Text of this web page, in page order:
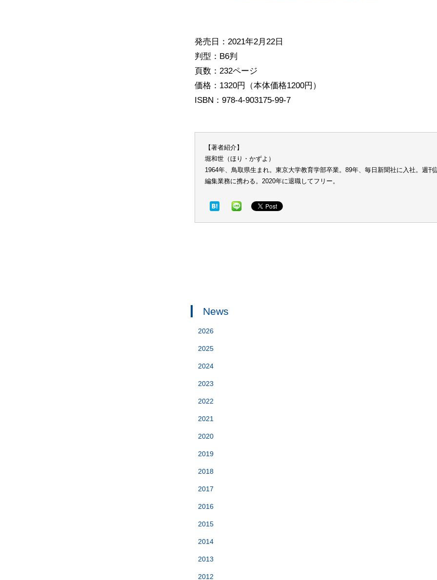
発売日：2021年2月22日
判型：B6判
頁数：232ページ
価格：1320円（本体価格1200円）
ISBN：978-4-903175-99-7
【著者紹介】
堀和世（ほり・かずよ）
1964年、鳥取県生まれ。東京大学教育学部卒業。89年、毎日新聞社に入社。週
編集業務に携わる。2020年に退職してフリー。
News
2026
2025
2024
2023
2022
2021
2020
2019
2018
2017
2016
2015
2014
2013
2012